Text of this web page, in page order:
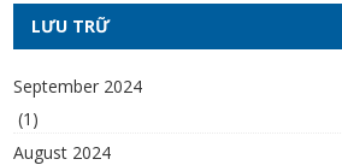
LƯU TRỮ
September 2024
(1)
August 2024